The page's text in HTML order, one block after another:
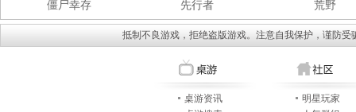
僵尸幸存 先行者 荒野
抵制不良游戏，拒绝盗版游戏。注意自我保护，谨防
桌游资讯
明星玩家